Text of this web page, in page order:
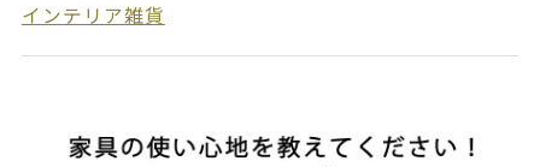
インテリア雑貨